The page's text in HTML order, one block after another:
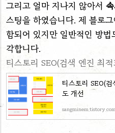
그리고 얼마 지나지 않아서
스팅을 하였습니다. 제 블로
함되어 있지만 일반적인 방
각합니다.
티스토리 SEO(검색 엔진 최
티스토리 SEO(
도 개선